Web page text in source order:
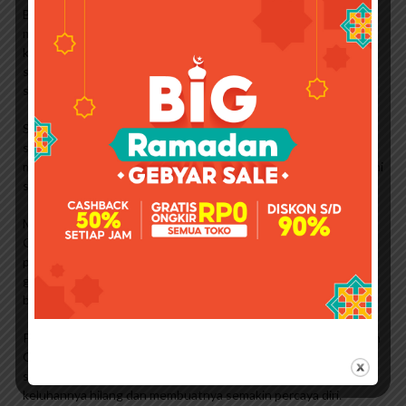
Banyak orang yang sudah menyadari khasiatnya dan merasakan
manfaat dari sabun gove.Awalnya memiliki berbagai keluhan
kulit,namun dapat dihilangkan dengan menggunakan sabun
sapi.Beberapa testimoni dan komentar dari
soapgoveindonesia.org telah kami rangkum dibawah ini.
Salah satu pengguna sabun Gov adalah Ibu Isenida yang
setelah berhasil menghilangkan komedo dari wajahnya
memberikan testimoni tentang sabun Gov. Bintik-bintik gelap ini
sulit dihilangkan selama bertahun-tahun.
Menurut Bapak Erwin Sianturi dari Kota Pekanbaru, sabun Rew
Gov digunakan untuk menghilangkan membandel. Cara
pakainya, tambahkan sedikit air, biarkan selama 30 menit, lalu
gosok dengan tangan. Setelah beberapa hari, botolnya
berangsur-angsur menghilang.
Pak Hendra dari Paiknabaru, Rhea juga mengakui manfaat sabun
Gov. Ia seorang sopir truk yang mengeluhkan bau badan tidak
sedap, setelah menggunakan sabun Gov untuk mencuci,
keluhannya hilang dan membuatnya semakin percaya diri.